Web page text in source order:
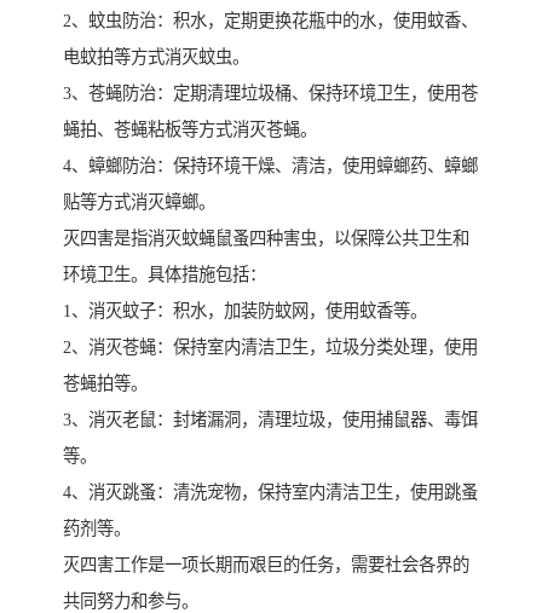
2、蚊虫防治：积水，定期更换花瓶中的水，使用蚊香、
电蚊拍等方式消灭蚊虫。
3、苍蝇防治：定期清理垃圾桶、保持环境卫生，使用苍
蝇拍、苍蝇粘板等方式消灭苍蝇。
4、蟑螂防治：保持环境干燥、清洁，使用蟑螂药、蟑螂
贴等方式消灭蟑螂。
灭四害是指消灭蚊蝇鼠蚤四种害虫，以保障公共卫生和
环境卫生。具体措施包括：
1、消灭蚊子：积水，加装防蚊网，使用蚊香等。
2、消灭苍蝇：保持室内清洁卫生，垃圾分类处理，使用
苍蝇拍等。
3、消灭老鼠：封堵漏洞，清理垃圾，使用捕鼠器、毒饵
等。
4、消灭跳蚤：清洗宠物，保持室内清洁卫生，使用跳蚤
药剂等。
灭四害工作是一项长期而艰巨的任务，需要社会各界的
共同努力和参与。